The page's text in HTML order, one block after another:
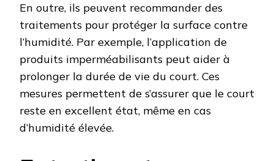
En outre, ils peuvent recommander des
traitements pour protéger la surface contre
l’humidité. Par exemple, l’application de
produits imperméabilisants peut aider à
prolonger la durée de vie du court. Ces
mesures permettent de s’assurer que le court
reste en excellent état, même en cas
d’humidité élevée.